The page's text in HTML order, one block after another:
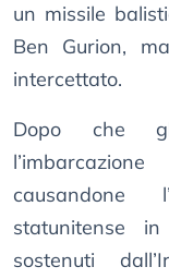
un missile
Ben Gurion,
intercettato.
Dopo che
causandone
statunitense
sostenuti